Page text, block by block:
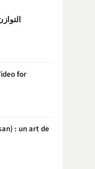
for
: un art de